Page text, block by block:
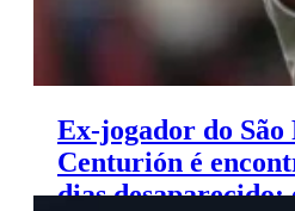
Ex-jogador do São
Centurión é
dias desaparecido: